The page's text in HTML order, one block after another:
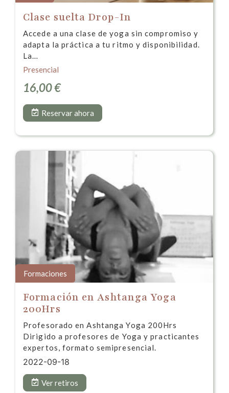
Clase suelta Drop-In
Accede a una clase de yoga sin compromiso y
adapta la práctica a tu ritmo y disponibilidad.
La…
Presencial
16,00€
Reservar ahora
Formaciones
Formación en Ashtanga Yoga
200Hrs
Profesorado en Ashtanga Yoga 200Hrs
Dirigido a profesores de Yoga y practicantes
expertos, formato semipresencial.
2022-09-18
Ver retiros